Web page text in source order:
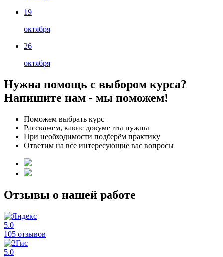
19
октября
26
октября
Нужна помощь с выбором курса?
Напишите нам - мы поможем!
Поможем выбрать курс
Расскажем, какие документы нужны
При необходимости подберём практику
Ответим на все интересующие вас вопросы
Отзывы о нашей работе
5.0
105 отзывов
5.0